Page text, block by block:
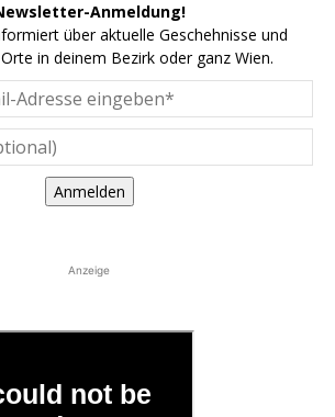
Anmeldung!
über aktuelle Geschehnisse und
in deinem Bezirk oder ganz Wien.
Anmelden
Anzeige